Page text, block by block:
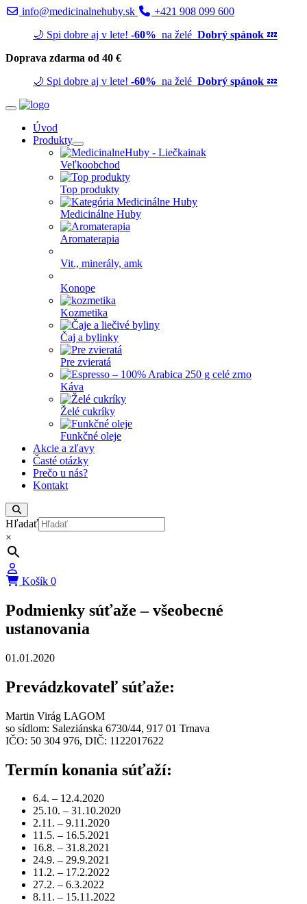
info@medicinalnehuby.sk
+421 908 099 600
🌙 Spi dobre aj v lete! -60% na želé Dobrý spánok 💤
Doprava zdarma od 40 €
🌙 Spi dobre aj v lete! -60% na želé Dobrý spánok 💤
Úvod
Produkty
Veľkoobchod
Top produkty
Medicinálne Huby
Aromaterapia
Vit., minerály, amk
Konope
Kozmetika
Čaj a bylinky
Pre zvieratá
Káva
Želé cukríky
Funkčné oleje
Akcie a zľavy
Časté otázky
Prečo u nás?
Kontakt
Hľadať
×
Košík 0
Podmienky súťaže – všeobecné
ustanovania
01.01.2020
Prevádzkovateľ súťaže:
Martin Virág LAGOM
so sídlom: Saleziánska 6730/44, 917 01 Trnava
IČO: 50 304 976, DIČ: 1122017622
Termín konania súťaží:
6.4. – 12.4.2020
25.10. – 31.10.2020
2.11. – 9.11.2020
11.5. – 16.5.2021
16.8. – 31.8.2021
24.9. – 29.9.2021
11.2. – 17.2.2022
27.2. – 6.3.2022
8.11. – 15.11.2022